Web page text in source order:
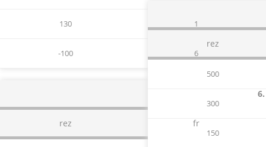
130 1
-100 6
6.
rez fr
rez
500
300
150